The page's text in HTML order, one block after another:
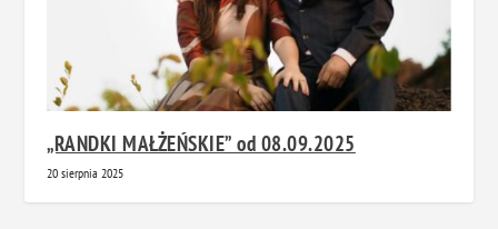
„RANDKI MAŁŻEŃSKIE” od 08.09.2025
20 sierpnia 2025